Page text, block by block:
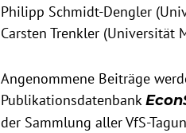
Philipp Schmidt-Dengler
Carsten Trenkler (Universität
Angenommene Beiträge
Publikationsdatenbank
der Sammlung aller VfS-